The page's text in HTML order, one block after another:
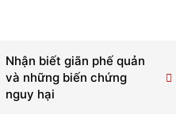
Nhận biết giãn phế quản
và những biến chứng
nguy hại